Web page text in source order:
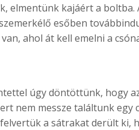
elmentünk kajáért a boltba.
esőben
ahol át kell emelni a
úgy döntöttünk, hogy
nem messze találtunk
a sátrakat derült ki,